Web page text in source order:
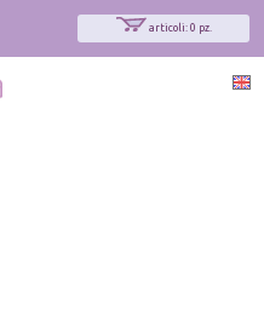
articoli: 0 pz.